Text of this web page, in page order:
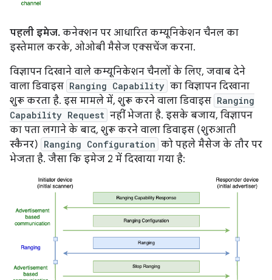
पहली इमेज. कनेक्शन पर आधारित कम्यूनिकेशन चैनल का
इस्तेमाल करके, ओओबी मैसेज एक्सचेंज करना.
विज्ञापन दिखाने वाले कम्यूनिकेशन चैनलों के लिए, जवाब देने
वाला डिवाइस Ranging Capability का विज्ञापन दिखाना
शुरू करता है. इस मामले में, शुरू करने वाला डिवाइस Ranging
Capability Request नहीं भेजता है. इसके बजाय, विज्ञापन
का पता लगाने के बाद, शुरू करने वाला डिवाइस (शुरुआती
स्कैनर) Ranging Configuration को पहले मैसेज के तौर पर
भेजता है. जैसा कि इमेज 2 में दिखाया गया है: